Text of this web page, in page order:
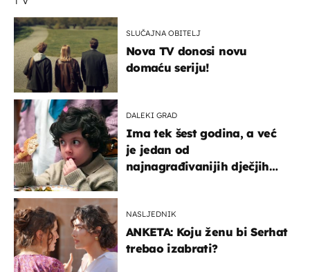
SLUČAJNA OBITELJ
Nova TV donosi novu
domaću seriju!
DALEKI GRAD
Ima tek šest godina, a već
je jedan od
najnagrađivanijih dječjih
NASLJEDNIK
ANKETA: Koju ženu bi Serhat
trebao izabrati?